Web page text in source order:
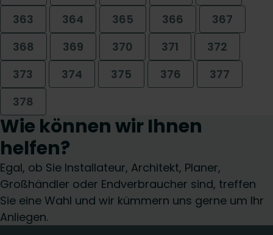
363
364 365 366
367
368
369 370 371
372
373
374 375 376
377
378
Wie können wir Ihnen
helfen?
Egal, ob Sie Installateur, Architekt, Planer,
Großhändler oder Endverbraucher sind, treffen
Sie eine Wahl und wir kümmern uns gerne um Ihr
Anliegen.